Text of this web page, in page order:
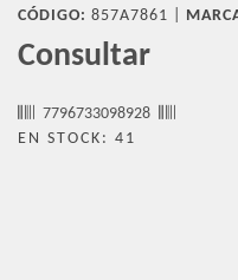
CÓDIGO: 857A7861 |
Consultar
7796733098928
EN STOCK: 41